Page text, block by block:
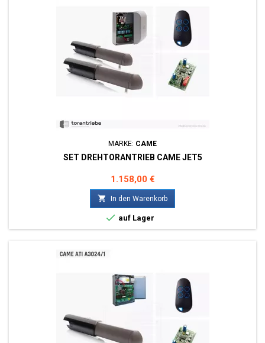
MARKE: CAME
SET DREHTORANTRIEB CAME JET5
Preis
1.158,00 €
 In den Warenkorb
 auf Lager